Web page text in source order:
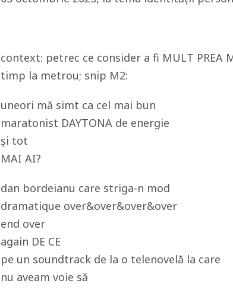
context: petrec ce consider a fi MULT PREA
timp la metrou; snip M2:
uneori mă simt ca cel mai bun
maratonist DAYTONA de energie
și tot
MAI AI?
dan bordeianu care striga-n mod
dramatique over&over&over&over
end over
again DE CE
pe un soundtrack de la o telenovelă la care
nu aveam voie să